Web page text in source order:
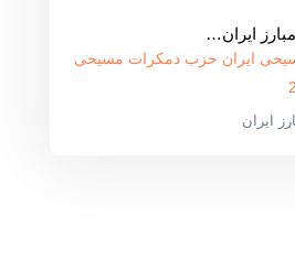
ایران…
ایران حزب دمکرات مسیحی
ایران